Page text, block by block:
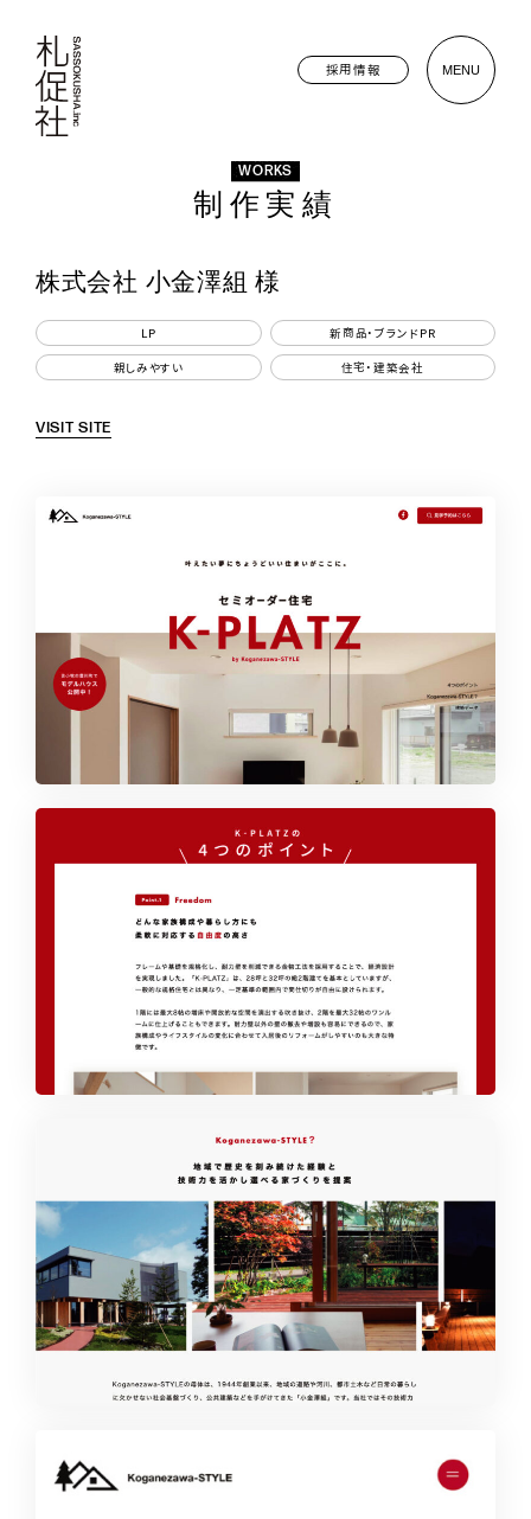
採用情報 MENU
WORKS
制作実績
株式会社 小金澤組 様
LP 新商品・ブランドPR
親しみやすい 住宅・建築会社
VISIT SITE